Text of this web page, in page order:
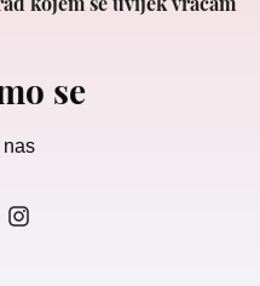
se
nas